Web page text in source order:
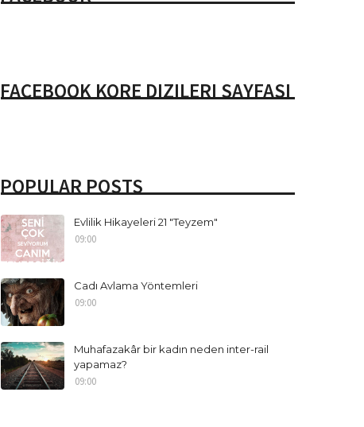
FACEBOOK KORE DIZILERI SAYFASI
POPULAR POSTS
Evlilik Hikayeleri 21 "Teyzem"
09:00
Cadı Avlama Yöntemleri
09:00
Muhafazakâr bir kadın neden inter-rail
yapamaz?
09:00